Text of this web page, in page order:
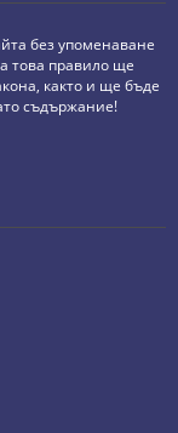
без упоменаване
това правило ще
както и ще бъде
съдържание!